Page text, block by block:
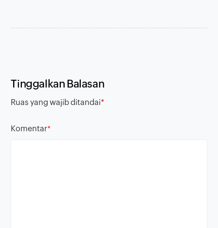
Tinggalkan Balasan
Ruas yang wajib ditandai*
Komentar*